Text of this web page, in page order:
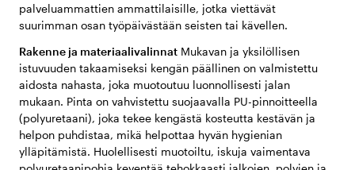
palveluammattien ammattilaisille, jotka viettävät
suurimman osan työpäivästään seisten tai kävellen.
Rakenne ja materiaalivalinnat Mukavan ja yksilöllisen
istuvuuden takaamiseksi kengän päällinen on valmistettu
aidosta nahasta, joka muotoutuu luonnollisesti jalan
mukaan. Pinta on vahvistettu suojaavalla PU-pinnoitteella
(polyuretaani), joka tekee kengästä kosteutta kestävän ja
helpon puhdistaa, mikä helpottaa hyvän hygienian
ylläpitämistä. Huolellisesti muotoiltu, iskuja vaimentava